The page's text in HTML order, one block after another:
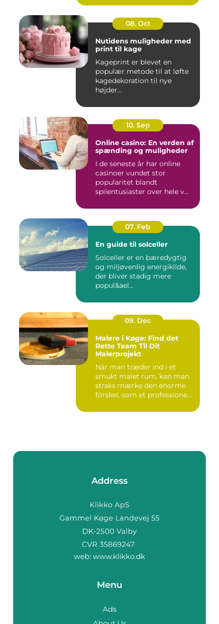
08. Oct
Nutidens muligheder med
print til kage
Kageprint er blevet en
populær metode til at løfte
kagedekoration til nye
højder...
10. Sep
Online casino: En verden af
spænding og muligheder
I de seneste år har online
casinoer vundet stor
popularitet blandt
spilentusiaster over hele v...
07. Feb
En guide til solceller
Solceller er en bæredygtig
og miljøvenlig energikilde,
der bliver stadig mere
popul&ael...
09. Dec
Malere i Køge: Find det
Rette Team Til Dit
Malerprojekt
Når man træder ind i et
smukt malet rum, kan man
straks mærke den enorme
forskel, som et professione...
Address
web: www.klikko.dk
Menu
Ads